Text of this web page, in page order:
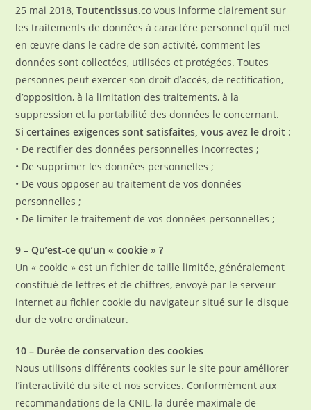
25 mai 2018,Toutentissus.co vous informe clairement sur
les traitements de données à caractère personnel qu’il met
en œuvre dans le cadre de son activité, comment les
données sont collectées, utilisées et protégées. Toutes
personnes peut exercer son droit d’accès, de rectification,
d’opposition, à la limitation des traitements, à la
suppression et la portabilité des données le concernant.
Si certaines exigences sont satisfaites, vous avez le droit :
• De rectifier des données personnelles incorrectes ;
• De supprimer les données personnelles ;
• De vous opposer au traitement de vos données
personnelles ;
• De limiter le traitement de vos données personnelles ;
9 – Qu’est-ce qu’un « cookie » ?
Un « cookie » est un fichier de taille limitée, généralement
constitué de lettres et de chiffres, envoyé par le serveur
internet au fichier cookie du navigateur situé sur le disque
dur de votre ordinateur.
10 – Durée de conservation des cookies
Nous utilisons différents cookies sur le site pour améliorer
l’interactivité du site et nos services. Conformément aux
recommandations de la CNIL, la durée maximale de